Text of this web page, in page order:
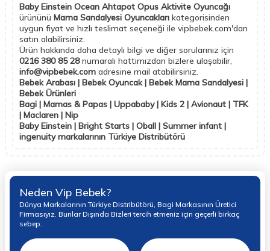
Baby Einstein Ocean Ahtapot Opus Aktivite Oyuncağı
ürününü Mama Sandalyesi Oyuncakları kategorisinden
uygun fiyat ve hızlı teslimat seçeneği ile vipbebek.com'dan
satın alabilirsiniz.
Ürün hakkında daha detaylı bilgi ve diğer sorularınız için
0216 380 85 28numaralı hattımızdan bizlere ulaşabilir,
info@vipbebek.com adresine mail atabilirsiniz.
Bebek Arabası | Bebek Oyuncak | Bebek Mama Sandalyesi |
Bebek Ürünleri
Bagi | Mamas & Papas | Uppababy | Kids 2 | Avionaut | TFK
| Maclaren | Nip
Baby Einstein | Bright Starts | Oball | Summer infant |
ingenuity markalarının Türkiye Distribütörü
Neden Vip Bebek?
Dünya Markalarının Türkiye Distribütörü, Bagi Markasının Üretici
Firmasıyız. Bunlar Dışında Bizleri tercih etmeniz için geçerli birkaç
sebep.